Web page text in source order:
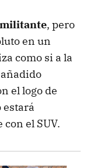
, pero
en un
como si a la
el logo de
estará
el SUV.